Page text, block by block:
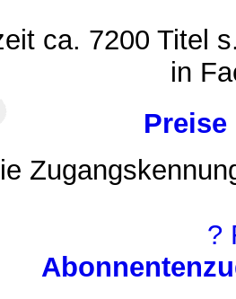
ca. 7200 Titel
in
?